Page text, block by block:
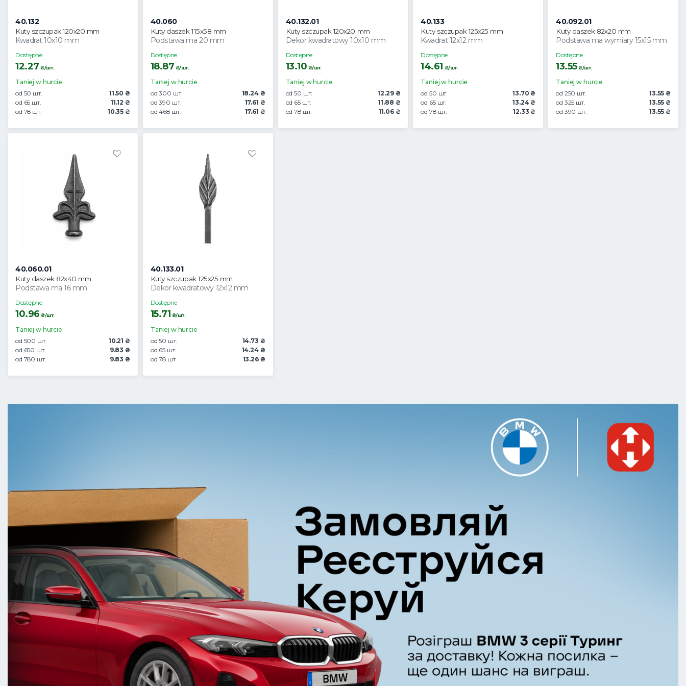
40.132
Kuty szczupak 120x20 mm
Kwadrat 10x10 mm
Dostępne
12.27 ₴/шт.
Taniej w hurcie
od 50 шт.
11.50 ₴
od 65 шт.
11.12 ₴
od 78 шт.
10.35 ₴
40.060
Kuty daszek 115x58 mm
Podstawa ma 20 mm
Dostępne
18.87 ₴/шт.
Taniej w hurcie
od 300 шт.
18.24 ₴
od 390 шт.
17.61 ₴
od 468 шт.
17.61 ₴
40.132.01
Kuty szczupak 120x20 mm
Dekor kwadratowy 10x10 mm
Dostępne
13.10 ₴/шт.
Taniej w hurcie
od 50 шт.
12.29 ₴
od 65 шт.
11.88 ₴
od 78 шт.
11.06 ₴
40.133
Kuty szczupak 125x25 mm
Kwadrat 12x12 mm
Dostępne
14.61 ₴/шт.
Taniej w hurcie
od 50 шт.
13.70 ₴
od 65 шт.
13.24 ₴
od 78 шт.
12.33 ₴
40.092.01
Kuty daszek 82x20 mm
Podstawa ma wymiary 15x15 mm
Dostępne
13.55₴/шт.
Taniej w hurcie
od 250 шт.
13.55 ₴
od 325 шт.
13.55 ₴
od 390 шт.
13.55 ₴
40.060.01
Kuty daszek 82x40 mm
Podstawa ma 16 mm
Dostępne
10.96 ₴/шт.
Taniej w hurcie
od 500 шт.
10.21 ₴
od 650 шт.
9.83 ₴
od 780 шт.
9.83 ₴
40.133.01
Kuty szczupak 125x25 mm
Dekor kwadratowy 12x12 mm
Dostępne
15.71 ₴/шт.
Taniej w hurcie
od 50 шт.
14.73 ₴
od 65 шт.
14.24 ₴
od 78 шт.
13.26 ₴